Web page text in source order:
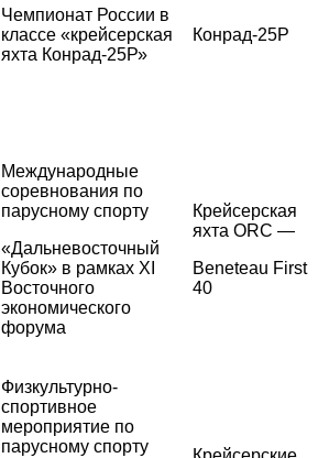
Чемпионат России в
классе «крейсерская
яхта Конрад-25Р»
Конрад-25Р
Международные
соревнования по
парусному спорту
«Дальневосточный
Кубок» в рамках XI
Восточного
экономического
форума
Крейсерская
яхта ORC —
Beneteau First
40
Физкультурно-
спортивное
мероприятие по
парусному спорту